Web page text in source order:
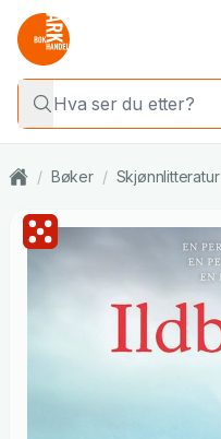
/ Bøker / Skjønnlitteratur